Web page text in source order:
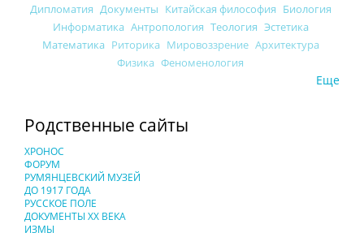
Дипломатия Документы Китайская философия Биология
Информатика Антропология Теология Эстетика
Математика Риторика Мировоззрение Архитектура
Физика Феноменология
Еще
Родственные сайты
ХРОНОС
ФОРУМ
РУМЯНЦЕВСКИЙ МУЗЕЙ
ДО 1917 ГОДА
РУССКОЕ ПОЛЕ
ДОКУМЕНТЫ XX ВЕКА
ИЗМЫ